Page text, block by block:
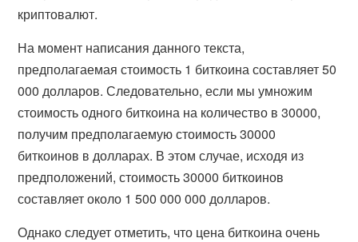
криптовалют.
На момент написания данного текста,
предполагаемая стоимость 1 биткоина составляет 50
000 долларов. Следовательно, если мы умножим
стоимость одного биткоина на количество в 30000,
получим предполагаемую стоимость 30000
биткоинов в долларах. В этом случае, исходя из
предположений, стоимость 30000 биткоинов
составляет около 1 500 000 000 долларов.
Однако следует отметить, что цена биткоина очень